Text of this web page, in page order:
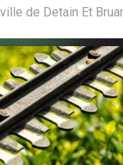
de Detain Et